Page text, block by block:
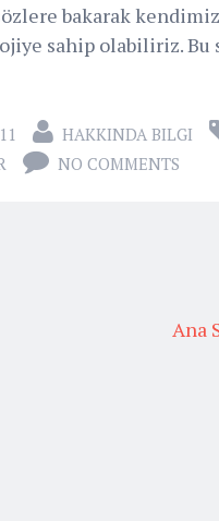
bakarak
sahip olabiliriz. Bu
HAKKINDA BILGI
NO COMMENTS
Ana